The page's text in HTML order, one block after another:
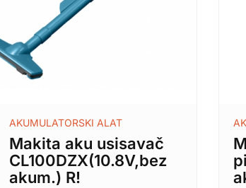
AKUMULATORSKI ALAT
Makita aku usisavač
CL100DZX(10.8V,bez
akum.) R!